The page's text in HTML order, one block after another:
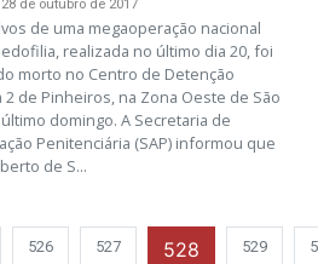
28 de outubro de 2017
de uma megaoperação nacional
realizada no último dia 20, foi
morto no Centro de Detenção
2 de Pinheiros, na Zona Oeste de São
domingo. A Secretaria de
Penitenciária (SAP) informou que
de S...
526 527 528 529